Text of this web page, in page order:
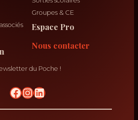
Groupes & CE
Espace Pro
Nous contacter
du Poche !